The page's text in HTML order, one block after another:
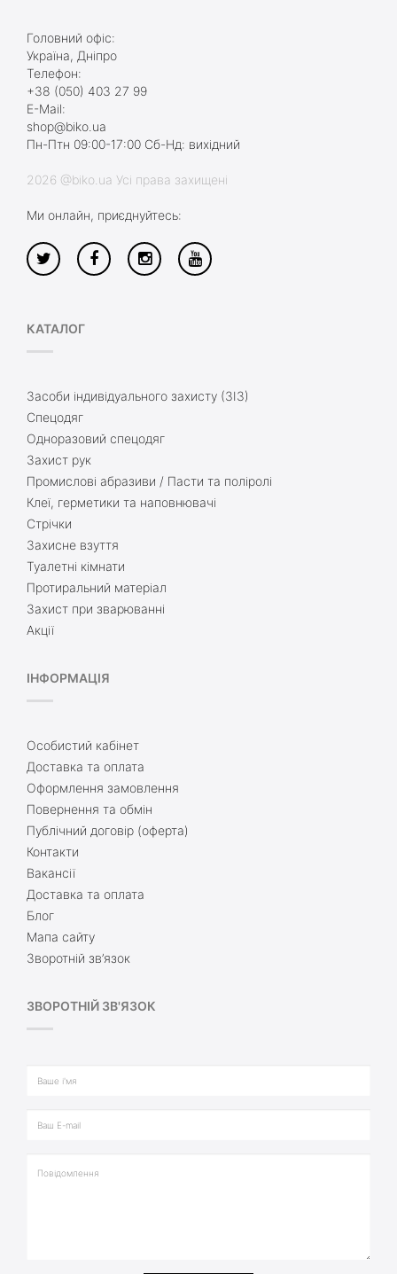
Головний офіс:
Україна, Дніпро
Телефон:
+38 (050) 403 27 99
E-Mail:
shop@biko.ua
Пн-Птн 09:00-17:00 Сб-Нд: вихідний
2026 @biko.ua Усі права захищені
Ми онлайн, приєднуйтесь:
КАТАЛОГ
Засоби індивідуального захисту (ЗІЗ)
Спецодяг
Одноразовий спецодяг
Захист рук
Промислові абразиви / Пасти та поліролі
Клеї, герметики та наповнювачі
Стрічки
Захисне взуття
Туалетні кімнати
Протиральний матеріал
Захист при зварюванні
Акції
ІНФОРМАЦІЯ
Особистий кабінет
Доставка та оплата
Оформлення замовлення
Повернення та обмін
Публічний договір (оферта)
Контакти
Вакансії
Доставка та оплата
Блог
Мапа сайту
Зворотній зв’язок
ЗВОРОТНІЙ ЗВ'ЯЗОК